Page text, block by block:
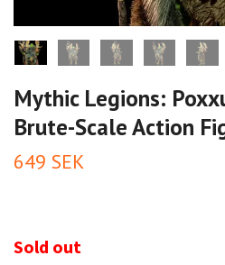
Mythic Legions:
Brute-Scale Action
649 SEK
Sold out